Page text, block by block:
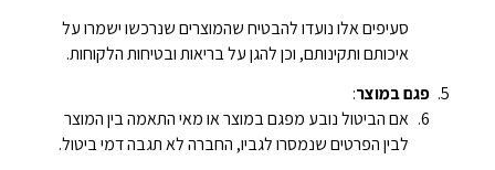
סעיפים אלו נועדו להבטיח שהמוצרים שנרכשו ישמרו על
איכותם ותקינותם, וכן להגן על בריאות ובטיחות הלקוחות.
פגם במוצר:
אם הביטול נובע מפגם במוצר או מאי התאמה בין המוצר
לבין הפרטים שנמסרו לגביו, החברה לא תגבה דמי ביטול.